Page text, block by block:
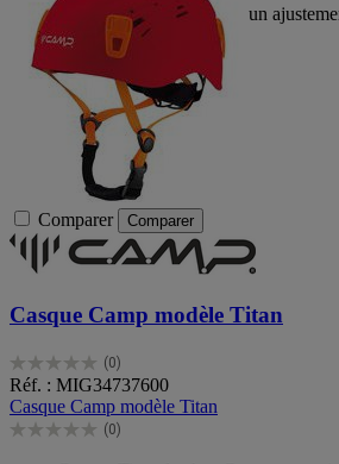
offrant une bonne ventilation et un
Comparer Comparer
Casque Camp modèle Titan
(0)
0.0
sur
5
étoiles.
Réf. : MIG34737600
Casque Camp modèle Titan
(0)
0.0